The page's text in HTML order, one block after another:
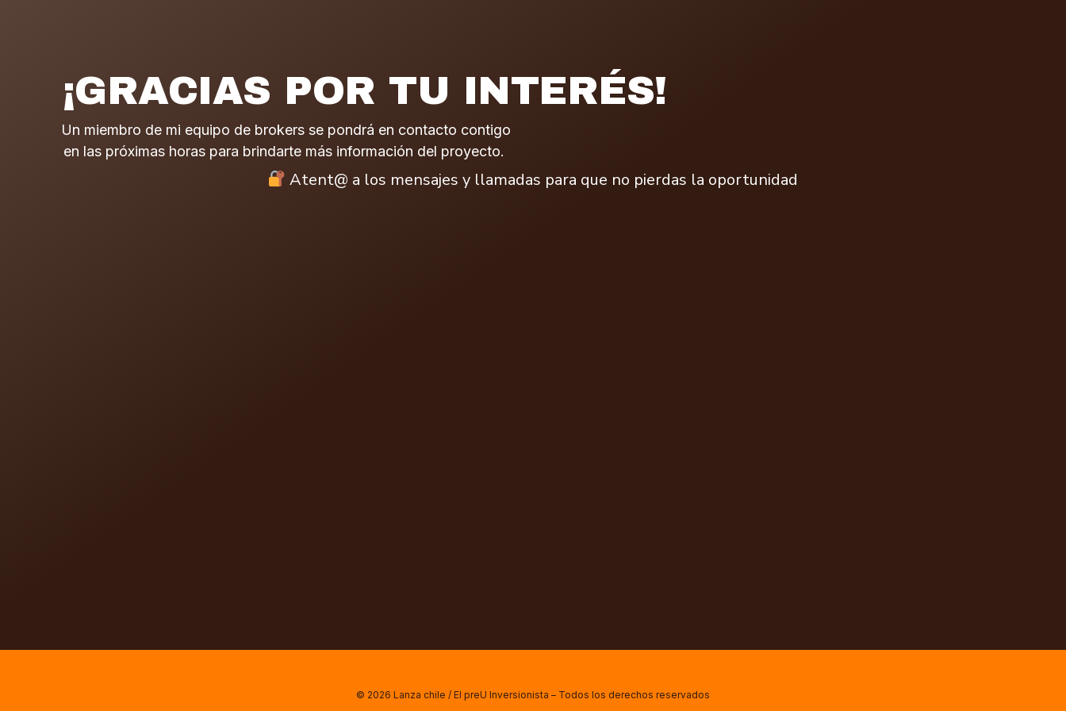
¡GRACIAS POR TU INTERÉS!
Un miembro de mi equipo de brokers se pondrá en contacto contigo
en las próximas horas para brindarte más información del proyecto.
Atent@ a los mensajes y llamadas para que no pierdas la oportunidad
© 2026 Lanza chile / El preU Inversionista – Todos los derechos reservados